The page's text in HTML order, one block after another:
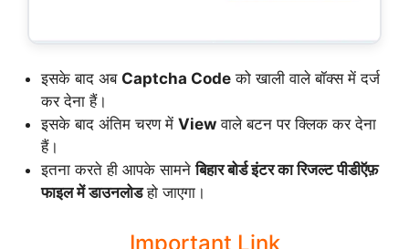
इसके बाद अब Captcha Code को खाली वाले बॉक्स में दर्ज
कर देना हैं।
इसके बाद अंतिम चरण में View वाले बटन पर क्लिक कर देना
हैं।
इतना करते ही आपके सामनेबिहार बोर्ड इंटर का रिजल्ट पीडीऍफ़
फाइल में डाउनलोडहो जाएगा।
Important Link